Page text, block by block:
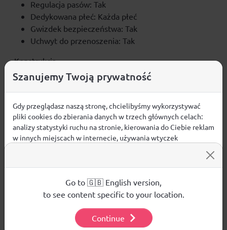
Regulacja pasów: Tak
Dedykowana płeć: Każda płeć
Gwizdek bezpieczeństwa: Tak
Uchwyt do przenoszenia: Tak
Konstrukcja
Dołączony system hydratacji: Nie
Wentylacja: Tak
Miejsce odpowietrzania: Obicie tylne
Otworek typu ładowniczego: Przednie
Wentylacja pleców: Tak
Głębokość produktu: 230 mm
Szerokość produktu: 260 mm
Waga produktu: 500 g
Pojemność: 25 l
Wysokość produktu: 460 mm
Szanujemy Twoją prywatność
Gdy przeglądasz naszą stronę, chcielibyśmy wykorzystywać
pliki cookies do zbierania danych w trzech głównych celach:
analizy statystyki ruchu na stronie, kierowania do Ciebie reklam
w innych miejscach w internecie, używania wtyczek
używanych plików cookies.
Aby dowiedzieć się więcej o plikach cookie i tym, jak
wykorzystujemy Twoje dane, odwiedź naszą Polityką
Go to 🇬🇧 English version,
to see content specific to your location.
Continue